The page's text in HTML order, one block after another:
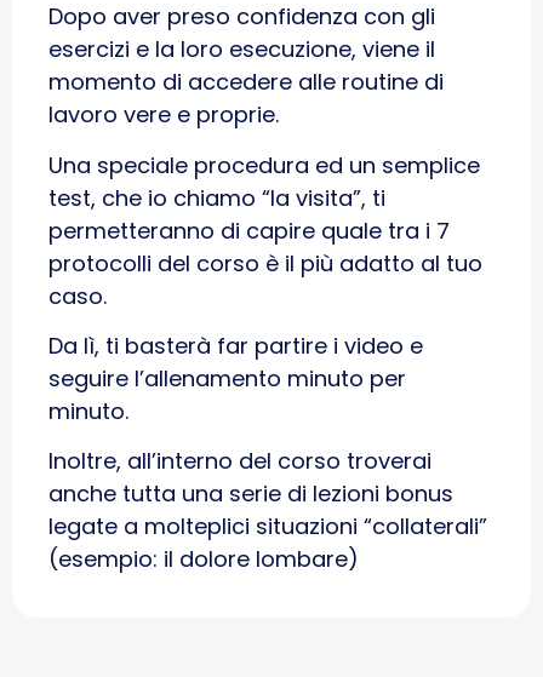
Dopo aver preso confidenza con gli
esercizi e la loro esecuzione, viene il
momento di accedere alle routine di
lavoro vere e proprie.
Una speciale procedura ed un semplice
test, che io chiamo “la visita”, ti
permetteranno di capire quale tra i 7
protocolli del corso è il più adatto al tuo
caso.
Da lì, ti basterà far partire i video e
seguire l’allenamento minuto per
minuto.
Inoltre, all’interno del corso troverai
anche tutta una serie di lezioni bonus
legate a molteplici situazioni “collaterali”
(esempio: il dolore lombare)